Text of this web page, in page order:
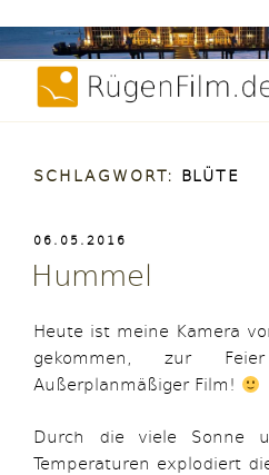
Weiter
zum
Inhalt
Filme, Videos und Zeitraffer der
SCHLAGWORT: BLÜTE
VERÖFFENTLICHT
06.05.2016
Hummel
Heute ist meine Kamera
gekommen, zur
Außerplanmäßiger Film!
Durch die viele Sonne
Temperaturen explodiert